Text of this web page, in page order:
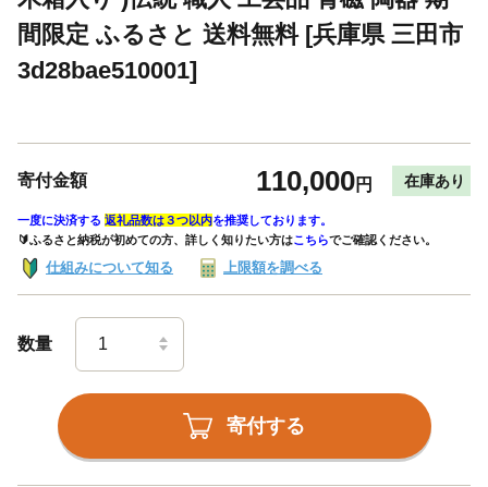
間限定 ふるさと 送料無料 [兵庫県 三田市
3d28bae510001]
寄付金額 110,000円 在庫あり
一度に決済する 返礼品数は３つ以内を推奨しております。
🔰ふるさと納税が初めての方、詳しく知りたい方はこちらでご確認ください。
仕組みについて知る 上限額を調べる
数量
寄付する